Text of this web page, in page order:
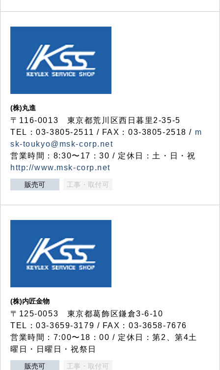
(株)丸進
〒116-0013 東京都荒川区西日暮里2-35-5
TEL：03-3805-2511 / FAX：03-3805-2518 / m
sk-toukyo@msk-corp.net
営業時間：8:30〜17：30 / 定休日：土・日・祝
http://www.msk-corp.net
販売可 工事・取付可
(株)内匠金物
〒125-0053 東京都葛飾区鎌倉3-6-10
TEL：03-3659-3179 / FAX：03-3658-7676
営業時間：7:00〜18：00 / 定休日：第2、第4土
曜日・日曜日・祝祭日
販売可 工事・取付可